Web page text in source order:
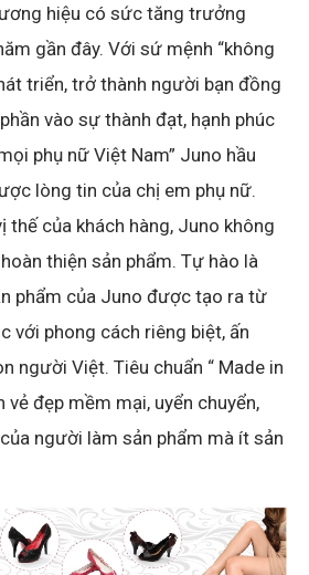
hiệu có sức tăng trưởng
gần đây. Với sứ mệnh “không
triển, trở thành người bạn đồng
vào sự thành đạt, hạnh phúc
phụ nữ Việt Nam” Juno hầu
lòng tin của chị em phụ nữ.
thế của khách hàng, Juno không
thiện sản phẩm. Tự hào là
phẩm của Juno được tạo ra từ
với phong cách riêng biệt, ấn
người Việt. Tiêu chuẩn “ Made in
vẻ đẹp mềm mại, uyển chuyển,
người làm sản phẩm mà ít sản